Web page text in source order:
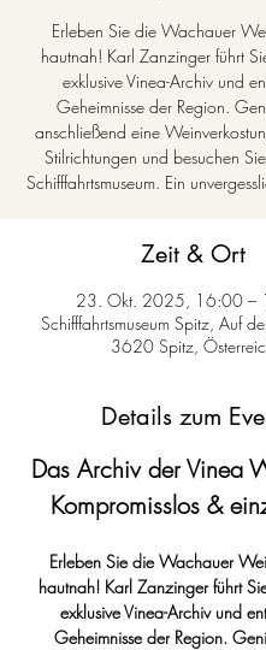
Erleben Sie die Wachauer
hautnah! Karl Zanzinger führt
exklusive Vinea-Archiv und
Geheimnisse der Region.
anschließend eine
Stilrichtungen und besuchen
Schifffahrtsmuseum. Ein
Zeit & Ort
23. Okt. 2025, 16:00 –
Schifffahrtsmuseum Spitz, Auf
3620 Spitz,
Details zum
Das Archiv der Vinea
Kompromisslos &
Erleben Sie die Wachauer
hautnah! Karl Zanzinger führt
exklusive Vinea-Archiv und
Geheimnisse der Region.